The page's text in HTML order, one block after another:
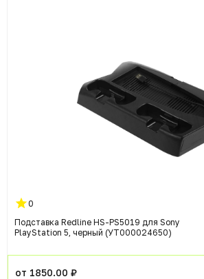
0
Подставка Redline HS-PS5019 для Sony
PlayStation 5, черный (УТ000024650)
от 1850.00 ₽